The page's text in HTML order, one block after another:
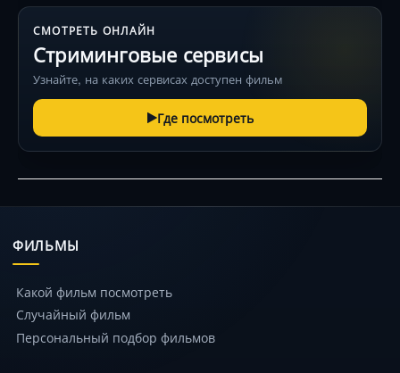
СМОТРЕТЬ ОНЛАЙН
Стриминговые сервисы
Узнайте, на каких сервисах доступен фильм
Где посмотреть
ФИЛЬМЫ
Какой фильм посмотреть
Случайный фильм
Персональный подбор фильмов